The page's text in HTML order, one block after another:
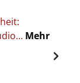
Mehr